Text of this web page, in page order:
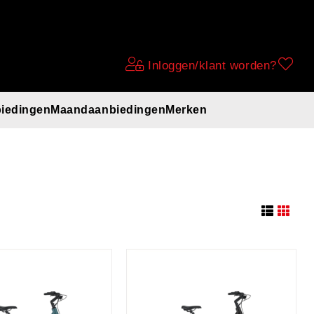
Inloggen/klant worden?
Maandaanbiedingen Merken